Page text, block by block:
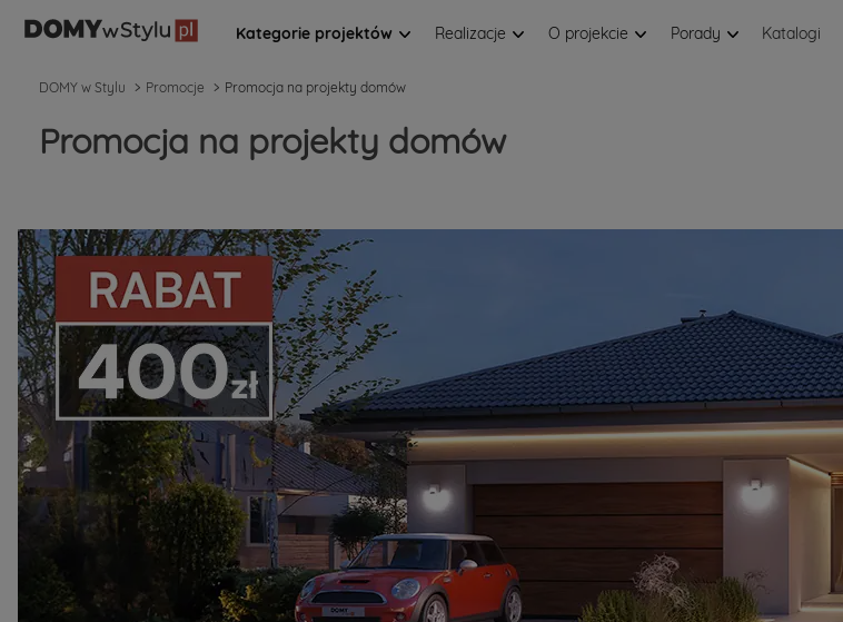
Kategorie projektów Realizacje O projekcie Porady Katalogi
DOMY w Stylu Promocje Promocja na projekty domów
Promocja na projekty domów